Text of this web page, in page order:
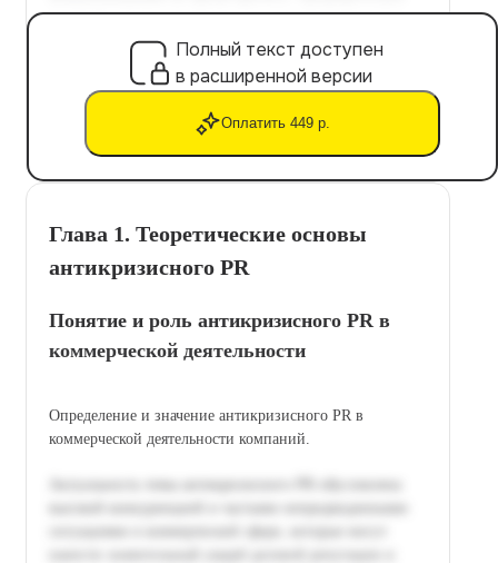
Полный текст доступен
в расширенной версии
Оплатить 449 р.
Глава 1. Теоретические основы
антикризисного PR
Понятие и роль антикризисного PR в
коммерческой деятельности
Определение и значение антикризисного PR в
коммерческой деятельности компаний.